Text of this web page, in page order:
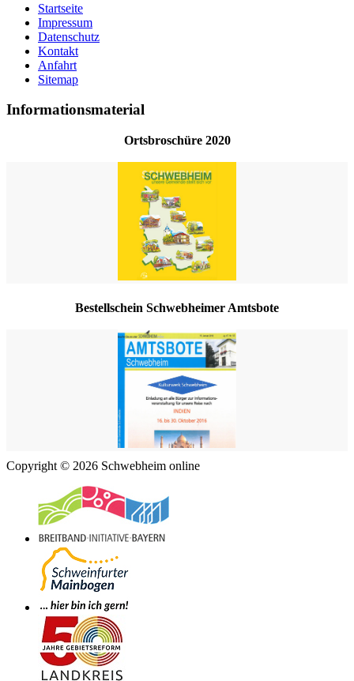
Startseite
Impressum
Datenschutz
Kontakt
Anfahrt
Sitemap
Informationsmaterial
Ortsbroschüre 2020
Bestellschein Schwebheimer Amtsbote
Copyright © 2026 Schwebheim online